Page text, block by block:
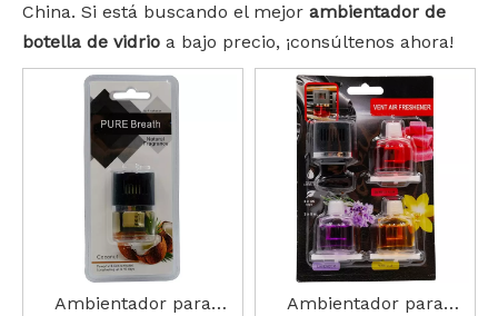
China. Si está buscando el mejor ambientador de
botella de vidrio a bajo precio, ¡consúltenos ahora!
Ambientador para
Ambientador para